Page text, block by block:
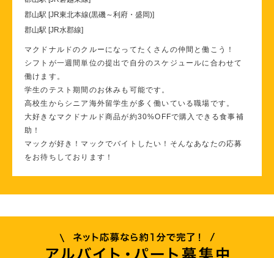
郡山駅 [JR東北本線(黒磯～利府・盛岡)]
郡山駅 [JR水郡線]
マクドナルドのクルーになってたくさんの仲間と働こう！
シフトが一週間単位の提出で自分のスケジュールに合わせて
働けます。
学生のテスト期間のお休みも可能です。
高校生からシニア海外留学生が多く働いている職場です。
大好きなマクドナルド商品が約30%OFFで購入できる食事補
助！
マックが好き！マックでバイトしたい！そんなあなたの応募
をお待ちしております！